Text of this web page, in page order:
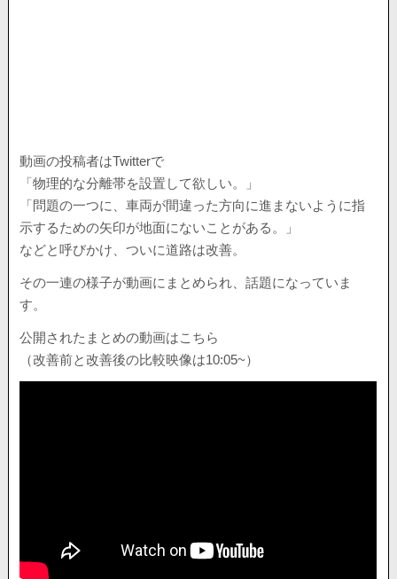
動画の投稿者はTwitterで
「物理的な分離帯を設置して欲しい。」
「問題の一つに、車両が間違った方向に進まないように指
示するための矢印が地面にないことがある。」
などと呼びかけ、ついに道路は改善。
その一連の様子が動画にまとめられ、話題になっていま
す。
公開されたまとめの動画はこちら
（改善前と改善後の比較映像は10:05~）